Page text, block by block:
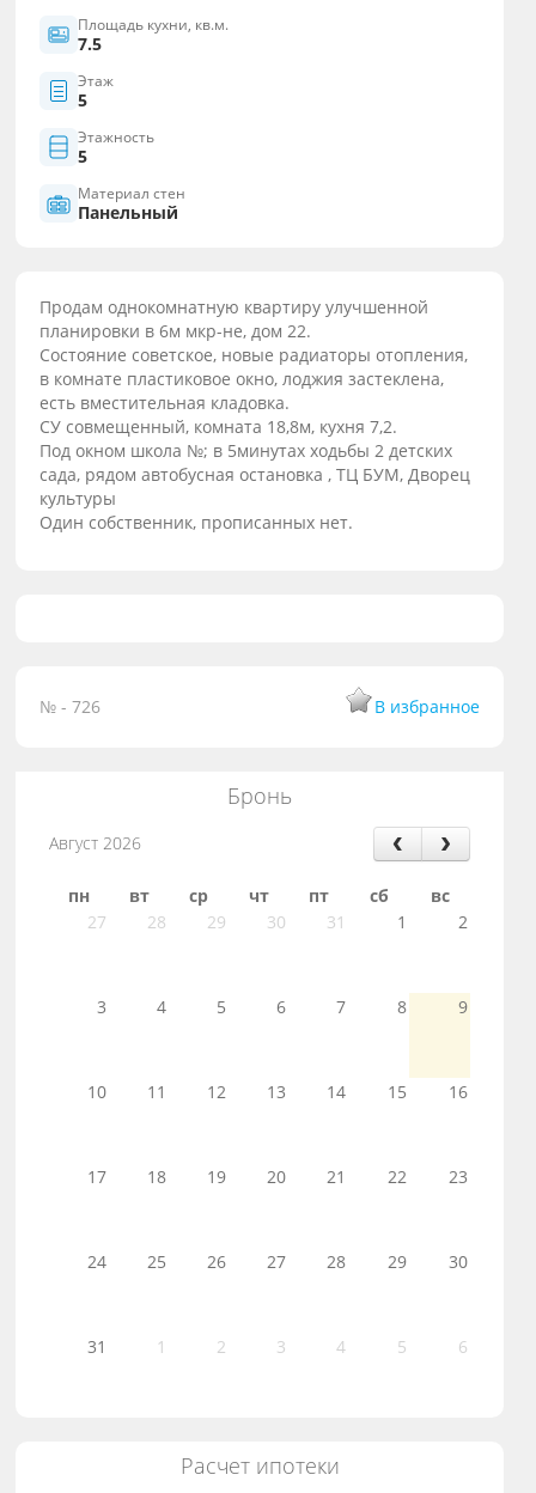
Площадь кухни, кв.м.
7.5
Этаж
5
Этажность
5
Материал стен
Панельный
Продам однокомнатную квартиру улучшенной
планировки в 6м мкр-не, дом 22.
Состояние советское, новые радиаторы отопления,
в комнате пластиковое окно, лоджия застеклена,
есть вместительная кладовка.
СУ совмещенный, комната 18,8м, кухня 7,2.
Под окном школа №; в 5минутах ходьбы 2 детских
сада, рядом автобусная остановка , ТЦ БУМ, Дворец
культуры
Один собственник, прописанных нет.
№ - 726 В избранное
Бронь
Август 2026
пн вт ср чт пт сб
вс
27
28 29 30 31 1 2
3 4 5 6 7 8 9
10 11 12 13 14 15 16
17 18 19 20 21 22 23
24 25 26 27 28 29 30
31 1 2 3 4 5 6
Расчет ипотеки